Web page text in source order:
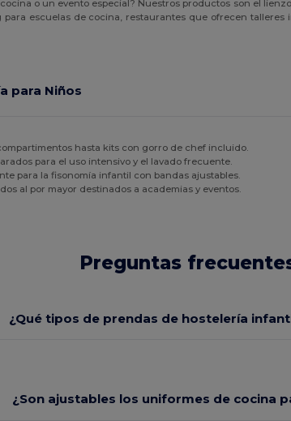
o un evento especial? Nuestros productos son el
escuelas de cocina, restaurantes que ofrecen
para Niños
hasta kits con gorro de chef incluido.
para el uso intensivo y el lavado frecuente.
para la fisonomía infantil con bandas ajustables.
al por mayor destinados a academias y eventos.
Preguntas
¿Qué tipos de prendas de hostelería
¿Son ajustables los uniformes de cocina